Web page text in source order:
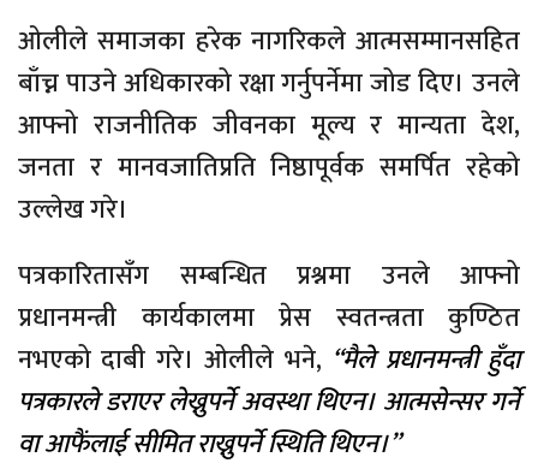
ओलीले समाजका हरेक नागरिकले आत्मसम्मानसहित
बाँच्न पाउने अधिकारको रक्षा गर्नुपर्नेमा जोड दिए। उनले
आफ्नो राजनीतिक जीवनका मूल्य र मान्यता देश,
जनता र मानवजातिप्रति निष्ठापूर्वक समर्पित रहेको
उल्लेख गरे।
पत्रकारितासँग सम्बन्धित प्रश्नमा उनले आफ्नो
प्रधानमन्त्री कार्यकालमा प्रेस स्वतन्त्रता कुण्ठित
नभएको दाबी गरे। ओलीले भने, “मैले प्रधानमन्त्री हुँदा
पत्रकारले डराएर लेख्नुपर्ने अवस्था थिएन। आत्मसेन्सर गर्ने
वा आफैंलाई सीमित राख्नुपर्ने स्थिति थिएन।”